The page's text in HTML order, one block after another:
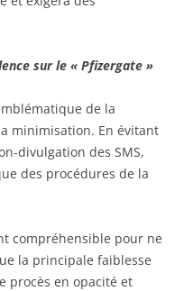
sur le « Pfizergate »
de la
minimisation. En évitant
divulgation des SMS,
des procédures de la
compréhensible pour ne
la principale faiblesse
procès en opacité et